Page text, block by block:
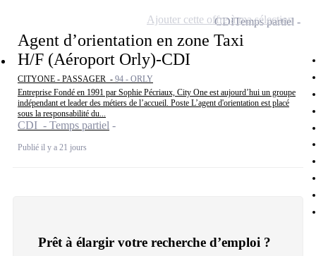
Agent d’orientation en zone Taxi
H/F (Aéroport Orly)-CDI
CITYONE - PASSAGER - 94 - ORLY
Entreprise Fondé en 1991 par Sophie Pécriaux, City One est aujourd’hui un groupe
indépendant et leader des métiers de l’accueil. Poste L’agent d'orientation est placé
sous la responsabilité du...
CDI - Temps partiel
Publié il y a 21 jours
CDITemps partiel
Ajouter cette offre à ma sélection
Prêt à élargir votre recherche d’emploi ?